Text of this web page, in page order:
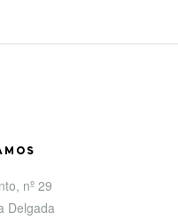
nº 29
Delgada